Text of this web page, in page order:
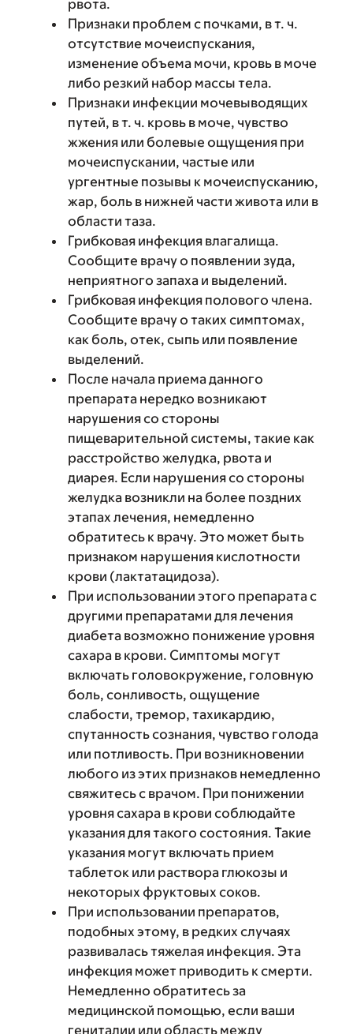
рвота.
Признаки проблем с почками, в т. ч.
отсутствие мочеиспускания,
изменение объема мочи, кровь в моче
либо резкий набор массы тела.
Признаки инфекции мочевыводящих
путей, в т. ч. кровь в моче, чувство
жжения или болевые ощущения при
мочеиспускании, частые или
ургентные позывы к мочеиспусканию,
жар, боль в нижней части живота или в
области таза.
Грибковая инфекция влагалища.
Сообщите врачу о появлении зуда,
неприятного запаха и выделений.
Грибковая инфекция полового члена.
Сообщите врачу о таких симптомах,
как боль, отек, сыпь или появление
выделений.
После начала приема данного
препарата нередко возникают
нарушения со стороны
пищеварительной системы, такие как
расстройство желудка, рвота и
диарея. Если нарушения со стороны
желудка возникли на более поздних
этапах лечения, немедленно
обратитесь к врачу. Это может быть
признаком нарушения кислотности
крови (лактатацидоза).
При использовании этого препарата с
другими препаратами для лечения
диабета возможно понижение уровня
сахара в крови. Симптомы могут
включать головокружение, головную
боль, сонливость, ощущение
слабости, тремор, тахикардию,
спутанность сознания, чувство голода
или потливость. При возникновении
любого из этих признаков немедленно
свяжитесь с врачом. При понижении
уровня сахара в крови соблюдайте
указания для такого состояния. Такие
указания могут включать прием
таблеток или раствора глюкозы и
некоторых фруктовых соков.
При использовании препаратов,
подобных этому, в редких случаях
развивалась тяжелая инфекция. Эта
инфекция может приводить к смерти.
Немедленно обратитесь за
медицинской помощью, если ваши
гениталии или область между